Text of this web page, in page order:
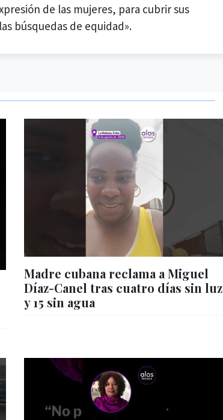
de las mujeres, para cubrir sus
búsquedas de equidad».
Madre cubana reclama a Miguel
Díaz-Canel tras cuatro días sin luz
y 15 sin agua